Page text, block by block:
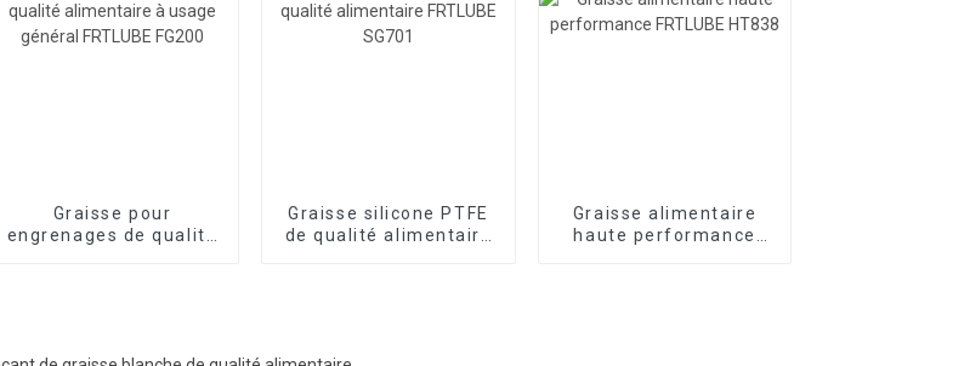
Graisse pour
engrenages de qualité
Graisse silicone PTFE
de qualité alimentaire
Graisse alimentaire
haute performance